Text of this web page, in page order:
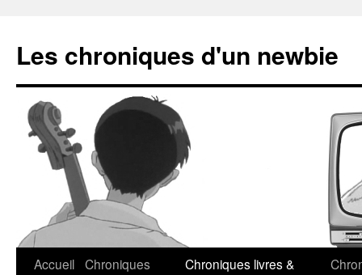
Les chroniques d'un newbie
Accueil Chroniques
Chroniques livres &